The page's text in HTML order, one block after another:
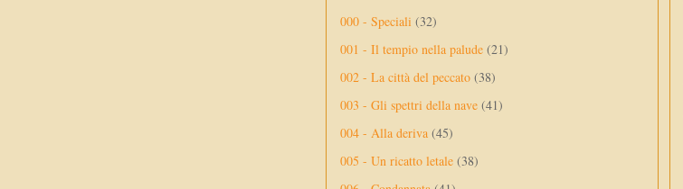
000 - Speciali (32)
001 - Il tempio nella palude (21)
002 - La città del peccato (38)
003 - Gli spettri della nave (41)
004 - Alla deriva (45)
005 - Un ricatto letale (38)